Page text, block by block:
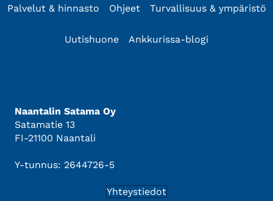
Palvelut & hinnasto Ohjeet Turvallisuus & ympäristö
Uutishuone Ankkurissa-blogi
Naantalin Satama Oy
Satamatie 13
FI-21100 Naantali
Y-tunnus: 2644726-5
Yhteystiedot